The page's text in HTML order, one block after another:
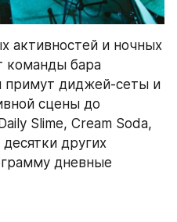
активностей и ночных
команды бара
примут диджей-сеты и
сцены до
Slime, Cream Soda,
других
дневные